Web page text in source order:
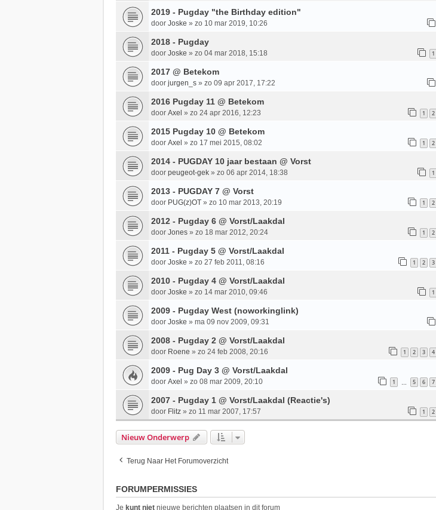
2019 - Pugday "the Birthday edition"
door Joske » zo 10 mar 2019, 10:26
2018 - Pugday
door Joske » zo 04 mar 2018, 15:18 1
2017 @ Betekom
door jurgen_s » zo 09 apr 2017, 17:22
2016 Pugday 11 @ Betekom
door Axel » zo 24 apr 2016, 12:23 1 2
2015 Pugday 10 @ Betekom
door Axel » zo 17 mei 2015, 08:02 1 2
2014 - PUGDAY 10 jaar bestaan @ Vorst
door peugeot-gek » zo 06 apr 2014, 18:38 1
2013 - PUGDAY 7 @ Vorst
door PUG(z)OT » zo 10 mar 2013, 20:19 1 2
2012 - Pugday 6 @ Vorst/Laakdal
door Jones » zo 18 mar 2012, 20:24 1 2
2011 - Pugday 5 @ Vorst/Laakdal
door Joske » zo 27 feb 2011, 08:16 1 2 3
2010 - Pugday 4 @ Vorst/Laakdal
door Joske » zo 14 mar 2010, 09:46 1
2009 - Pugday West (noworkinglink)
door Joske » ma 09 nov 2009, 09:31
2008 - Pugday 2 @ Vorst/Laakdal
door Roene » zo 24 feb 2008, 20:16 1 2 3 4
2009 - Pug Day 3 @ Vorst/Laakdal
door Axel » zo 08 mar 2009, 20:10 1 … 5 6 7
2007 - Pugday 1 @ Vorst/Laakdal (Reactie's)
door Flitz » zo 11 mar 2007, 17:57 1 2
Nieuw Onderwerp
Terug Naar Het Forumoverzicht
FORUMPERMISSIES
Je kunt niet nieuwe berichten plaatsen in dit forum